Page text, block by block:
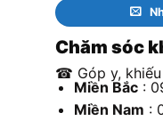
Chăm sóc
☎ Góp y, khiếu
Miền Bắc:
Miền Nam :